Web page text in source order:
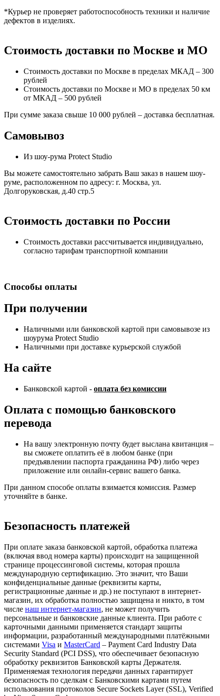
*Курьер не проверяет работоспособность техники и наличие
дефектов в изделиях.
Стоимость доставки по Москве и МО
Стоимость доставки по Москве в пределах МКАД – 300
рублей
Стоимость доставки по Москве и МО в пределах 50 км
от МКАД – 500 рублей
При сумме заказа свыше 10 000 рублей – доставка бесплатная.
Самовывоз
Из шоу-рума Protect Studio
Вы можете самостоятельно забрать Ваш заказ в нашем шоу-
руме, расположенном по адресу: г. Москва, ул.
Долгоруковская, д.40 стр.5
Стоимость доставки по России
Стоимость доставки рассчитывается индивидуально,
согласно тарифам транспортной компании
Способы оплаты
При получении
Наличными или банковской картой при самовывозе из
шоурума Protect Studio
Наличными при доставке курьерской службой
На сайте
Банковской картой - оплата без комиссии
Оплата с помощью банковского
перевода
На вашу электронную почту будет выслана квитанция –
вы сможете оплатить её в любом банке (при
предъявлении паспорта гражданина РФ) либо через
приложение или онлайн-сервис вашего банка.
При данном способе оплаты взимается комиссия. Размер
уточняйте в банке.
Безопасность платежей
При оплате заказа банковской картой, обработка платежа
(включая ввод номера карты) происходит на защищенной
странице процессинговой системы, которая прошла
международную сертификацию. Это значит, что Ваши
конфиденциальные данные (реквизиты карты,
регистрационные данные и др.) не поступают в интернет-
магазин, их обработка полностью защищена и никто, в том
числе наш интернет-магазин, не может получить
персональные и банковские данные клиента. При работе с
карточными данными применяется стандарт защиты
информации, разработанный международными платёжными
системами Visa и MasterCard – Payment Card Industry Data
Security Standard (PCI DSS), что обеспечивает безопасную
обработку реквизитов Банковской карты Держателя.
Применяемая технология передачи данных гарантирует
безопасность по сделкам с Банковскими картами путем
использования протоколов Secure Sockets Layer (SSL), Verified